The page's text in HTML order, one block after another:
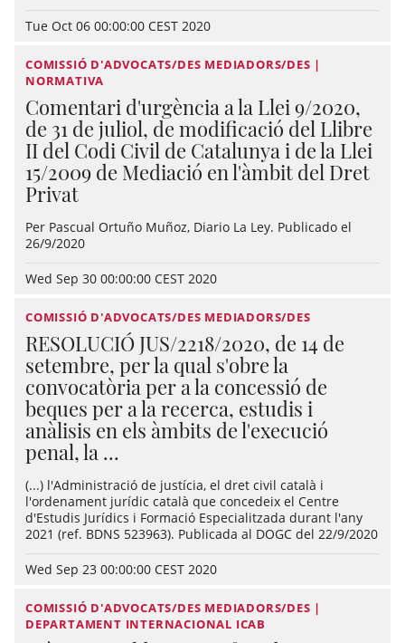
Tue Oct 06 00:00:00 CEST 2020
COMISSIÓ D'ADVOCATS/DES MEDIADORS/DES |
NORMATIVA
Comentari d'urgència a la Llei 9/2020,
de 31 de juliol, de modificació del Llibre
II del Codi Civil de Catalunya i de la Llei
15/2009 de Mediació en l'àmbit del Dret
Privat
Per Pascual Ortuño Muñoz, Diario La Ley. Publicado el
26/9/2020
Wed Sep 30 00:00:00 CEST 2020
COMISSIÓ D'ADVOCATS/DES MEDIADORS/DES
RESOLUCIÓ JUS/2218/2020, de 14 de
setembre, per la qual s'obre la
convocatòria per a la concessió de
beques per a la recerca, estudis i
anàlisis en els àmbits de l'execució
penal, la ...
(...) l'Administració de justícia, el dret civil català i
l'ordenament jurídic català que concedeix el Centre
d'Estudis Jurídics i Formació Especialitzada durant l'any
2021 (ref. BDNS 523963). Publicada al DOGC del 22/9/2020
Wed Sep 23 00:00:00 CEST 2020
COMISSIÓ D'ADVOCATS/DES MEDIADORS/DES |
DEPARTAMENT INTERNACIONAL ICAB